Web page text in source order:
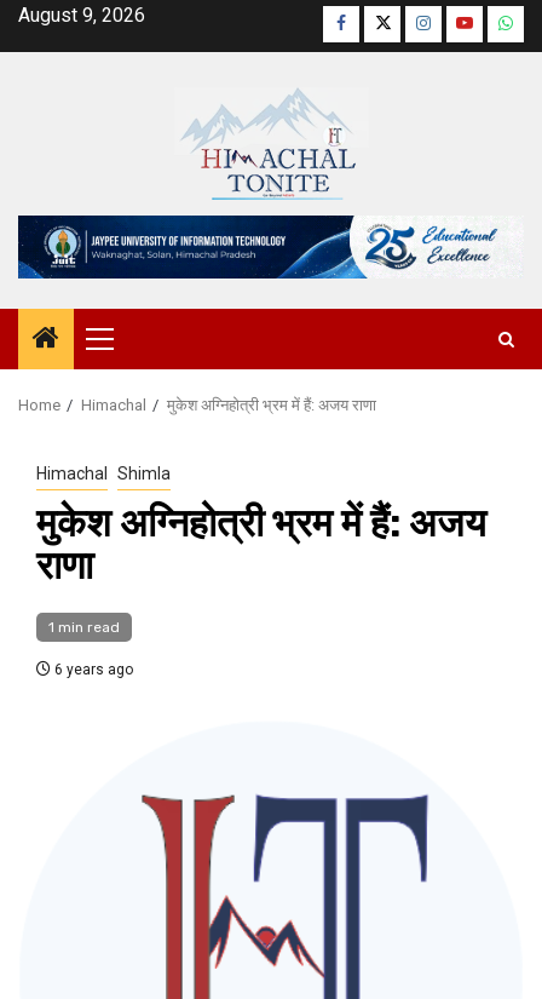
SkipAugust 9, 2026 Facebook
TwitterInstagram
YouTube
Primary
Menu
Home Himachal मुकेश अग्निहोत्री भ्रम में हैं: अजय राणा
Himachal Shimla
मुकेश अग्निहोत्री भ्रम में हैं: अजय
राणा
1 min read
6 years ago